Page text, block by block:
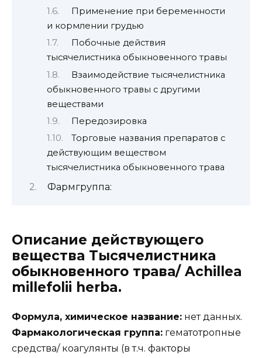
Применение при беременности
и кормлении грудью
Побочные действия
тысячелистника обыкновенного травы
Взаимодействие тысячелистника
обыкновенного травы с другими
веществами
Передозировка
Торговые названия препаратов с
действующим веществом
тысячелистника обыкновенного трава
Фармгруппа:
Описание действующего
вещества Тысячелистника
обыкновенного трава/ Achillea
millefolii herba.
Формула, химическое название: нет данных.
Фармакологическая группа: гематотропные
средства/ коагулянты (в т.ч. факторы